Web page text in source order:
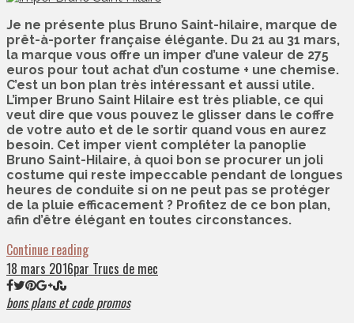
Je ne présente plus Bruno Saint-hilaire, marque de
prêt-à-porter française élégante. Du 21 au 31 mars,
la marque vous offre un imper d’une valeur de 275
euros pour tout achat d’un costume + une chemise.
C’est un bon plan très intéressant et aussi utile.
L’imper Bruno Saint Hilaire est très pliable, ce qui
veut dire que vous pouvez le glisser dans le coffre
de votre auto et de le sortir quand vous en aurez
besoin. Cet imper vient compléter la panoplie
Bruno Saint-Hilaire, à quoi bon se procurer un joli
costume qui reste impeccable pendant de longues
heures de conduite si on ne peut pas se protéger
de la pluie efficacement ? Profitez de ce bon plan,
afin d’être élégant en toutes circonstances.
Continue reading
18 mars 2016par Trucs de mec
bons plans et code promos